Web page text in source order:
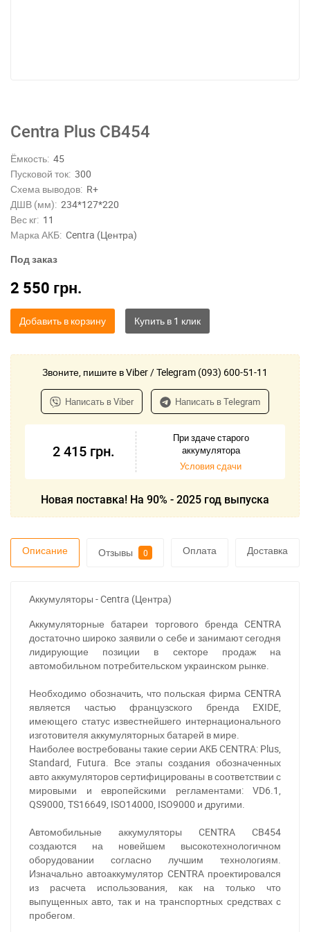
Centra Plus CB454
Ёмкость: 45
Пусковой ток: 300
Схема выводов: R+
ДШВ (мм): 234*127*220
Вес кг: 11
Марка АКБ: Centra (Центра)
Под заказ
2 550 грн.
Добавить в корзину
Звоните, пишите в Viber / Telegram (093) 600-51-11
Написать в Viber Написать в Telegram
2 415 грн.
При здаче старого
аккумулятора
Условия сдачи
Новая поставка! На 90% - 2025 год выпуска
Описание Отзывы 0 Оплата Доставка
Аккумуляторы - Centra (Центра)
Аккумуляторные батареи торгового бренда CENTRA
достаточно широко заявили о себе и занимают сегодня
лидирующие позиции в секторе продаж на
автомобильном потребительском украинском рынке.
Необходимо обозначить, что польская фирма CENTRA
является частью французского бренда EXIDE,
имеющего статус известнейшего интернационального
изготовителя аккумуляторных батарей в мире.
Наиболее востребованы такие серии АКБ CENTRA: Plus,
Standard, Futura. Все этапы создания обозначенных
авто аккумуляторов сертифицированы в соответствии с
мировыми и европейскими регламентами: VD6.1,
QS9000, TS16649, ISO14000, ISO9000 и другими.
Автомобильные аккумуляторы CENTRA CB454
создаются на новейшем высокотехнологичном
оборудовании согласно лучшим технологиям.
Изначально автоаккумулятор CENTRA проектировался
из расчета использования, как на только что
выпущенных авто, так и на транспортных средствах с
пробегом.